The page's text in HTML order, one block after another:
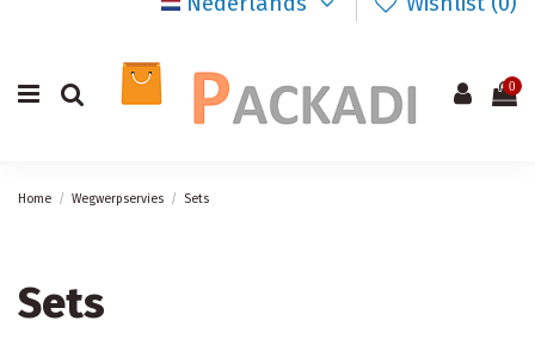
0
Home Wegwerpservies Sets
Sets